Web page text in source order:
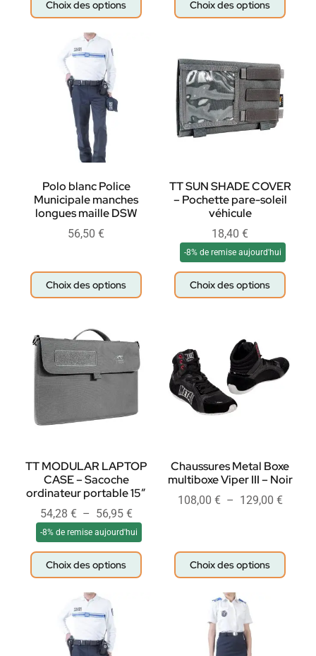
Choix des options Choix des options
Polo blanc Police
Municipale manches
longues maille DSW
56,50 €
Choix des options
TT SUN SHADE COVER
– Pochette pare-soleil
véhicule
18,40 €
-8% de remise aujourd'hui
Choix des options
TT MODULAR LAPTOP
CASE – Sacoche
ordinateur portable 15″
54,28 € – 56,95 €
-8% de remise aujourd'hui
Choix des options
Chaussures Metal Boxe
multiboxe Viper III – Noir
108,00 € – 129,00 €
Choix des options